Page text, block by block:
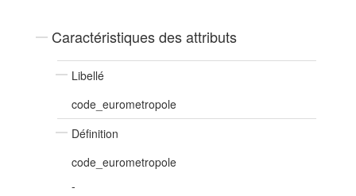
Caractéristiques des attributs
Libellé
code_eurometropole
Définition
code_eurometropole
-